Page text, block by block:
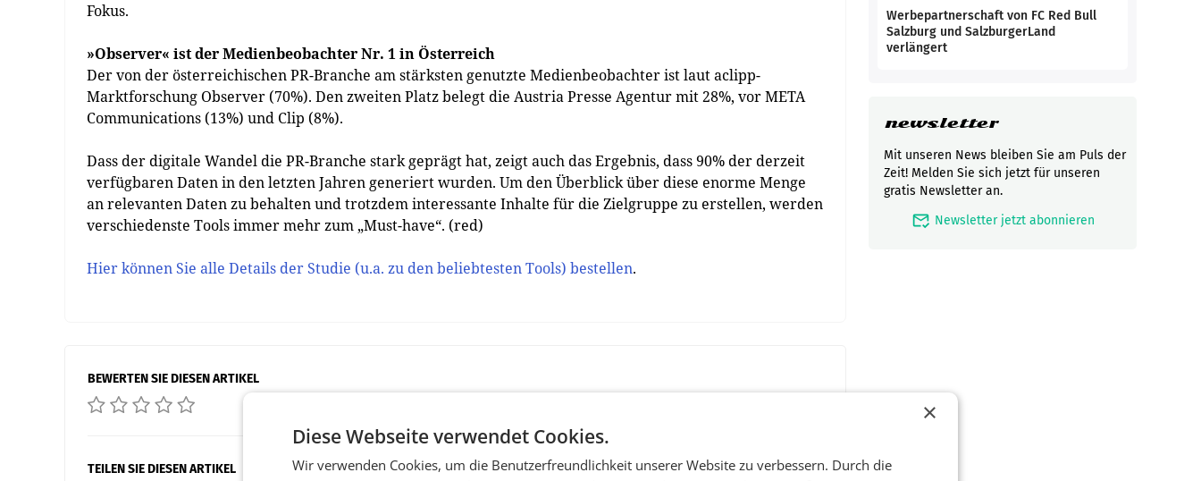
Fokus.
»Observer« ist der Medienbeobachter Nr. 1 in Österreich
Der von der österreichischen PR-Branche am stärksten genutzte Medienbeobachter ist laut aclipp-
Marktforschung Observer (70%). Den zweiten Platz belegt die Austria Presse Agentur mit 28%, vor META
Communications (13%) und Clip (8%).
Dass der digitale Wandel die PR-Branche stark geprägt hat, zeigt auch das Ergebnis, dass 90% der derzeit
verfügbaren Daten in den letzten Jahren generiert wurden. Um den Überblick über diese enorme Menge
an relevanten Daten zu behalten und trotzdem interessante Inhalte für die Zielgruppe zu erstellen, werden
verschiedenste Tools immer mehr zum „Must-have“. (red)
Hier können Sie alle Details der Studie (u.a. zu den beliebtesten Tools) bestellen.
BEWERTEN SIE DIESEN ARTIKEL
TEILEN SIE DIESEN ARTIKEL
Werbepartnerschaft von FC Red Bull
Salzburg und SalzburgerLand
verlängert
newsletter
Mit unseren News bleiben Sie am Puls der
Zeit! Melden Sie sich jetzt für unseren
gratis Newsletter an.
mark_email_read Newsletter jetzt abonnieren
×
Diese Webseite verwendet Cookies.
Wir verwenden Cookies, um die Benutzerfreundlichkeit unserer Website zu verbessern. Durch die